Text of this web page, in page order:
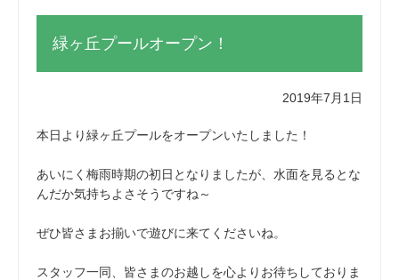
緑ヶ丘プールオープン！
2019年7月1日
本日より緑ヶ丘プールをオープンいたしました！
あいにく梅雨時期の初日となりましたが、水面を見るとな
んだか気持ちよさそうですね～
ぜひ皆さまお揃いで遊びに来てくださいね。
スタッフ一同、皆さまのお越しを心よりお待ちしておりま